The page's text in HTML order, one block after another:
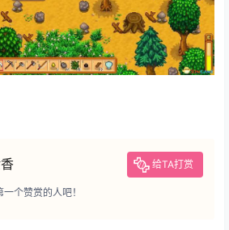
给TA打赏
个赞赏的人吧！